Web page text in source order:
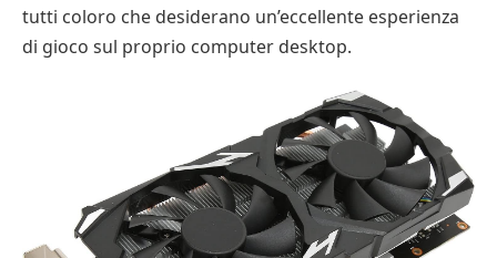
tutti coloro che desiderano un’eccellente esperienza
di gioco sul proprio computer desktop.